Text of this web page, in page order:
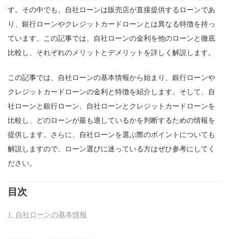
す。その中でも、自社ローンは販売店が直接提供するローンであ
り、銀行ローンやクレジットカードローンとは異なる特徴を持っ
ています。この記事では、自社ローンの金利を他のローンと徹底
比較し、それぞれのメリットとデメリットを詳しく解説します。
この記事では、自社ローンの基本情報から始まり、銀行ローンや
クレジットカードローンの金利と特徴を紹介します。そして、自
社ローンと銀行ローン、自社ローンとクレジットカードローンを
比較し、どのローンが最も適しているかを判断するための情報を
提供します。さらに、自社ローンを選ぶ際のポイントについても
解説しますので、ローン選びに迷っている方はぜひ参考にしてく
ださい。
目次
1. 自社ローンの基本情報